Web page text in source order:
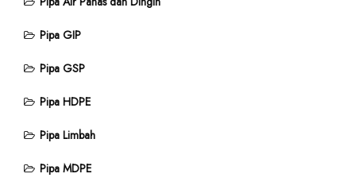
Pipa GIP
Pipa GSP
Pipa HDPE
Pipa Limbah
Pipa MDPE